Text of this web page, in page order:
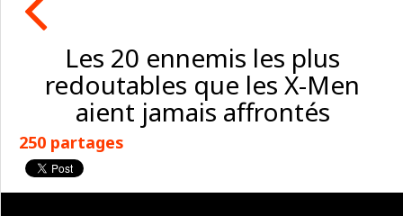
Les 20 ennemis les plus
redoutables que les X-Men
aient jamais affrontés
250 partages